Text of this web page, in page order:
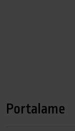
Portalame